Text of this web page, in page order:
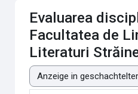
Evaluarea
Facultatea de
Literaturi
Anzeigemodus